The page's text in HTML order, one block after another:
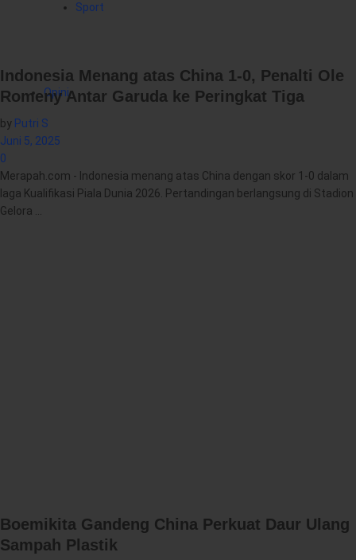
Sport
Opini
Indonesia Menang atas China 1-0, Penalti Ole
Romeny Antar Garuda ke Peringkat Tiga
by Putri S
Juni 5, 2025
0
Merapah.com - Indonesia menang atas China dengan skor 1-0 dalam
laga Kualifikasi Piala Dunia 2026. Pertandingan berlangsung di Stadion
Gelora ...
Boemikita Gandeng China Perkuat Daur Ulang
Sampah Plastik